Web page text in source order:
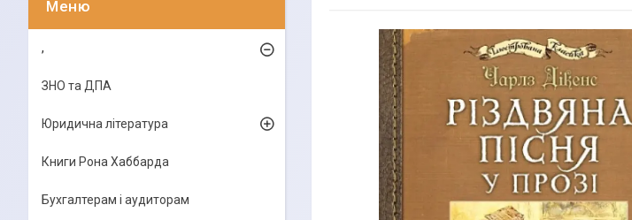
,
ЗНО та ДПА
Юридична література
Книги Рона Хаббарда
Бухгалтерам і аудиторам